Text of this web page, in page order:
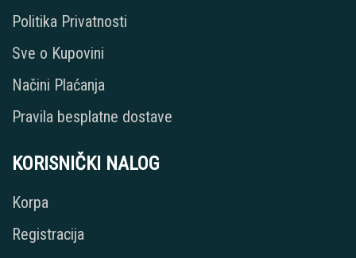
Politika Privatnosti
Sve o Kupovini
Načini Plaćanja
Pravila besplatne dostave
KORISNIČKI NALOG
Korpa
Registracija